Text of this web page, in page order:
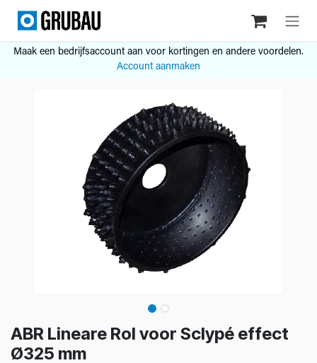
Overslaan naar inhoud
Maak een bedrijfsaccount aan voor kortingen en andere voordelen.
Account aanmaken
ABR Lineare Rol voor Sclypé effect
Ø325 mm